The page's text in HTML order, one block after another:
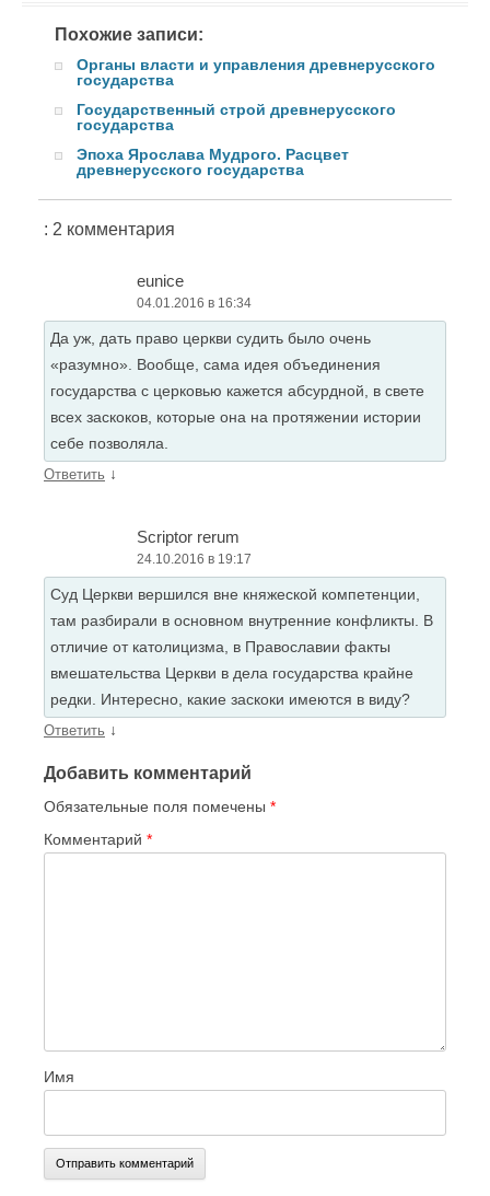
Похожие записи:
Органы власти и управления древнерусского
государства
Государственный строй древнерусского
государства
Эпоха Ярослава Мудрого. Расцвет
древнерусского государства
: 2 комментария
eunice
04.01.2016 в 16:34
Да уж, дать право церкви судить было очень
«разумно». Вообще, сама идея объединения
государства с церковью кажется абсурдной, в свете
всех заскоков, которые она на протяжении истории
себе позволяла.
Ответить ↓
Scriptor rerum
24.10.2016 в 19:17
Суд Церкви вершился вне княжеской компетенции,
там разбирали в основном внутренние конфликты. В
отличие от католицизма, в Православии факты
вмешательства Церкви в дела государства крайне
редки. Интересно, какие заскоки имеются в виду?
Ответить ↓
Добавить комментарий
Обязательные поля помечены *
Комментарий *
Имя